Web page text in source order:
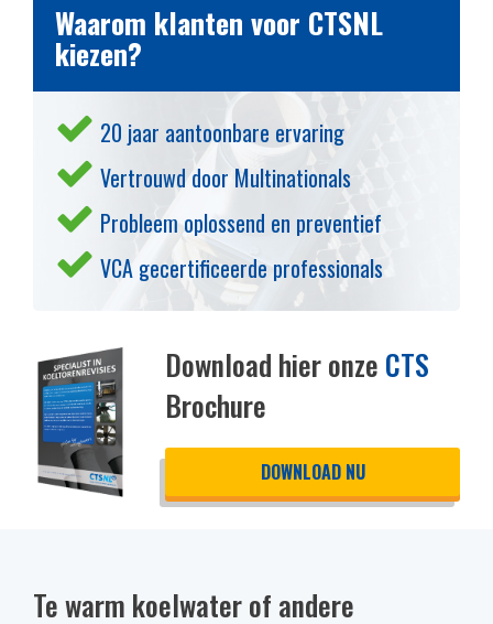
Waarom klanten voor CTSNL
kiezen?
20 jaar aantoonbare ervaring
Vertrouwd door Multinationals
Probleem oplossend en preventief
VCA gecertificeerde professionals
Download hier onze CTS
Brochure
DOWNLOAD NU
Te warm koelwater of andere